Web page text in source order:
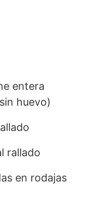
entera
huevo)
rallado
en rodajas